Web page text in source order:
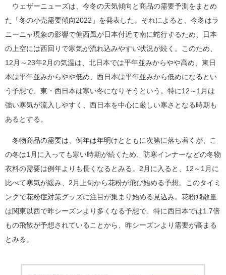
ウェザーニューズは、今冬の天気傾向と商品の需要予測をまとめ
た「冬の小売需要傾向2022」を発表した。それによると、今冬はラ
ニーニャ現象の影響で偏西風が日本付近で南に蛇行するため、日本
の上空には西回りで寒気が流れ込みやすい状況が続く。このため、
12月～23年2月の気温は、北日本では平年並みからやや高め、東日
本は平年並みからやや低め、西日本は平年並みから低めになるとい
う予想で、東・西日本は寒い冬になりそうという。特に12～1月は
強い寒気が流入しやすく、西日本を中心に厳しい寒さとなる時期も
あるとする。
冬物商品の需要は、例年は年明けとともに次第に落ち着くが、こ
の冬は1月に入っても寒い時期が続くため、防寒インナーなどの冬物
衣料の需要は例年よりも長くなるとみる。2月に入ると、12～1月に
比べて寒気が緩み、2月上旬から花粉が飛び始める予想。このタイミ
ングで花粉症対策グッズに注目が集まり始める見込み。花粉飛散量
は関東以西で昨シーズンより多くなる予想で、特に西日本では1.7倍
もの飛散が予想されていることから、昨シーズンより需要が高まる
とみる。